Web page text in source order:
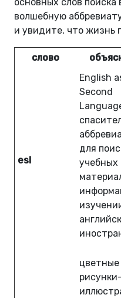
волшебную
и увидите, что жизнь
слово
esl
English
Second
для
учебных
цветные
рисунки-